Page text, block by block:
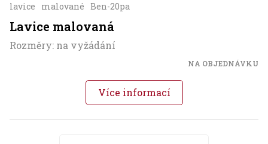
lavice malované Ben-20pa
Lavice malovaná
Rozměry: na vyžádání
NA OBJEDNÁVKU
Více informací